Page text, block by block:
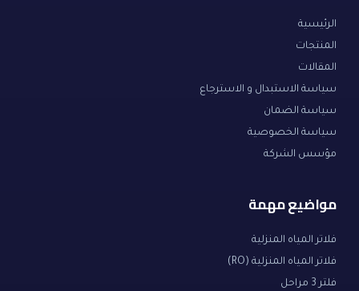
الرئيسية
المنتجات
المقالات
سياسة الاستبدال و الاسترجاع
سياسة الضمان
سياسة الخصوصية
مؤسس الشركة
مواضيع مهمة
فلاتر المياه المنزلية
فلاتر المياه المنزلية (RO)
فلتر 3 مراحل